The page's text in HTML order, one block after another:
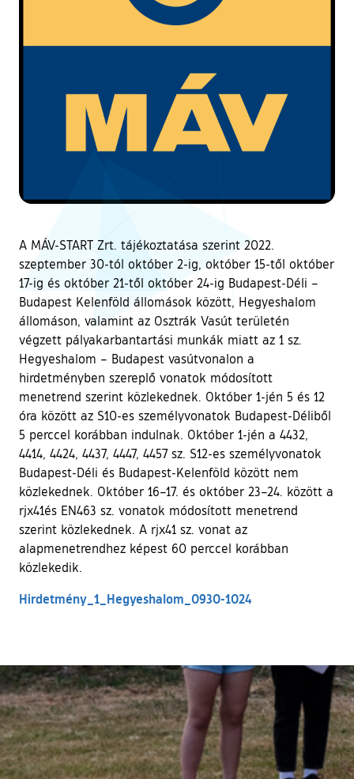
A MÁV-START Zrt. tájékoztatása szerint 2022.
szeptember 30-tól október 2-ig, október 15-től október
17-ig és október 21-től október 24-ig Budapest-Déli –
Budapest Kelenföld állomások között, Hegyeshalom
állomáson, valamint az Osztrák Vasút területén
végzett pályakarbantartási munkák miatt az 1 sz.
Hegyeshalom – Budapest vasútvonalon a
hirdetményben szereplő vonatok módosított
menetrend szerint közlekednek. Október 1-jén 5 és 12
óra között az S10-es személyvonatok Budapest-Déliből
5 perccel korábban indulnak. Október 1-jén a 4432,
4414, 4424, 4437, 4447, 4457 sz. S12-es személyvonatok
Budapest-Déli és Budapest-Kelenföld között nem
közlekednek. Október 16–17. és október 23–24. között a
rjx41és EN463 sz. vonatok módosított menetrend
szerint közlekednek. A rjx41 sz. vonat az
alapmenetrendhez képest 60 perccel korábban
közlekedik.
Hirdetmény_1_Hegyeshalom_0930-1024